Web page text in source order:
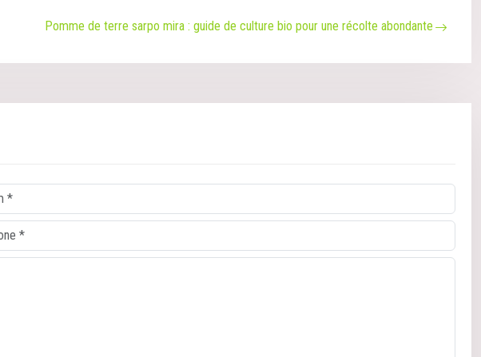
Pomme de terre sarpo mira : guide de culture bio pour une récolte abondante